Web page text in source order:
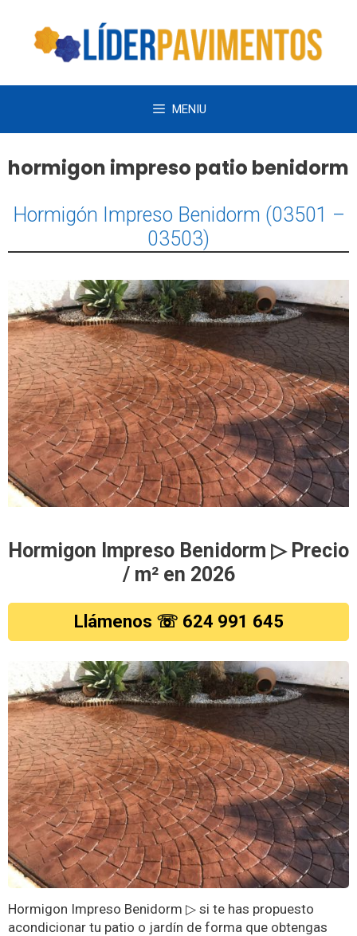
contenido
MENIU
hormigon impreso patio benidorm
Hormigón Impreso Benidorm (03501 –
03503)
Hormigon Impreso Benidorm ▷ Precio
/ m² en 2026
Llámenos ☏ 624 991 645
Hormigon Impreso Benidorm ▷ si te has propuesto
acondicionar tu patio o jardín de forma que obtengas